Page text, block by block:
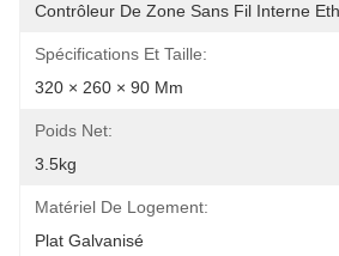
Contrôleur De Zone Sans Fil Interne
Spécifications Et Taille:
320 × 260 × 90 Mm
Poids Net:
3.5kg
Matériel De Logement:
Plat Galvanisé